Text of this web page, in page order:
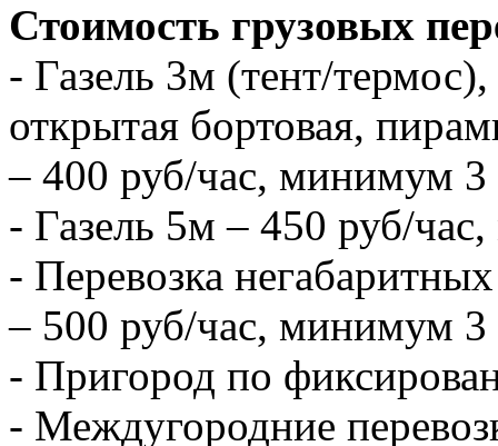
Стоимость грузовых
- Газель 3м (тент/
открытая бортовая,
– 400 руб/час, минимум 3
- Газель 5м – 450 руб/
- Перевозка
– 500 руб/час, минимум 3
- Пригород по
- Междугородние